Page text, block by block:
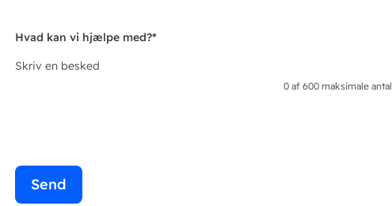
Hvad kan vi hjælpe med?*
Skriv en besked
0 af 600 maksimale